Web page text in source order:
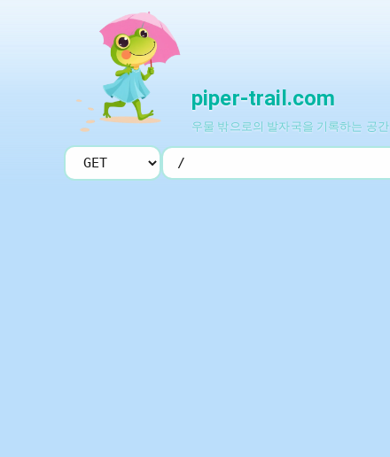
piper-trail.com
우물 밖으로의 발자국을 기록하는 공간